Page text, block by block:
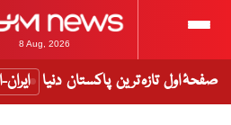
8 Aug, 2026
صفحۂ اول تازہ ترین پاکستان دنیا